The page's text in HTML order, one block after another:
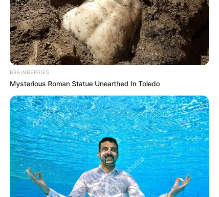
RELATED VIDEO
KEJAMNYA DUNIA: Disiksa oleh